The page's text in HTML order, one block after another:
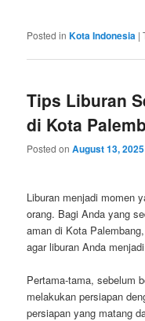
Posted in Kota Indonesia |
Tips Liburan
di Kota
Posted onAugust 13, 2025
Liburan menjadi momen
orang. Bagi Anda yang
aman di Kota
agar liburan Anda
Pertama-tama, sebelum
melakukan persiapan
persiapan yang matang